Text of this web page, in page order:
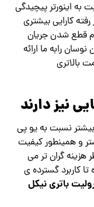
اینورتر پیچیدگی
کارایی بیشتری
قطع شدن جریان
رابه ما ارائه
بالاتری
نیز دارند
بیشتر نسبت به یو پی
و همینطور کیفیت
هزینه گران تر می
کاربرد گسترده ی
باتری نیکل